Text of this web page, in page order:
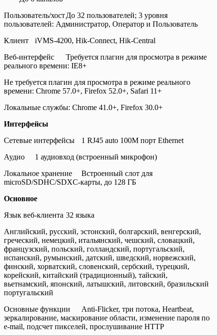
Пользователь/хостДо 32 пользователей; 3 уровня
пользователей: Администратор, Оператор и Пользователь
Клиент
iVMS-4200, Hik-Connect, Hik-Central
Веб-интерфейс
Требуется плагин для просмотра в режиме
реального времени: IE8+
Не требуется плагин для просмотра в режиме реального
времени: Chrome 57.0+, Firefox 52.0+, Safari 11+
Локальные службы: Chrome 41.0+, Firefox 30.0+
Интерфейсы
Сетевые интерфейсы
1 RJ45 auto 100M порт Ethernet
Аудио
1 аудиовход (встроенный микрофон)
Локальное хранение
Встроенный слот для
microSD/SDHC/SDXC-карты, до 128 ГБ
Основное
Язык веб-клиента 32 языка
Английский, русский, эстонский, болгарский, венгерский,
греческий, немецкий, итальянский, чешский, словацкий,
французский, польский, голландский, португальский,
испанский, румынский, датский, шведский, норвежский,
финский, хорватский, словенский, сербский, турецкий,
корейский, китайский (традиционный), тайский,
вьетнамский, японский, латышский, литовский, бразильский
португальский
Основные функции
Anti-Flicker, три потока, Heartbeat,
зеркалирование, маскирование области, изменение пароля по
e-mail, подсчет пикселей, прослушивание HTTP